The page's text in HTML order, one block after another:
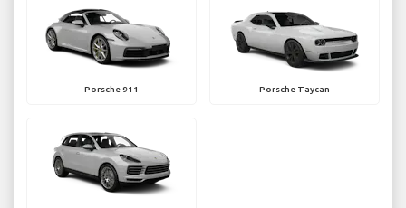
Porsche 911 Porsche Taycan